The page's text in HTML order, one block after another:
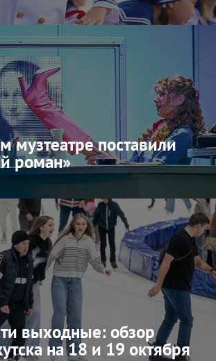
музтеатре поставили
роман»
выходные: обзор
на 18 и 19 октября